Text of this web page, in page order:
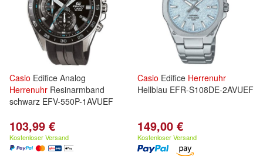
Casio Edifice Analog
Herrenuhr Resinarmband
schwarz EFV-550P-1AVUEF
103,99 €
Kostenloser Versand
Casio Edifice Herrenuhr
Hellblau EFR-S108DE-2AVUEF
149,00 €
Kostenloser Versand